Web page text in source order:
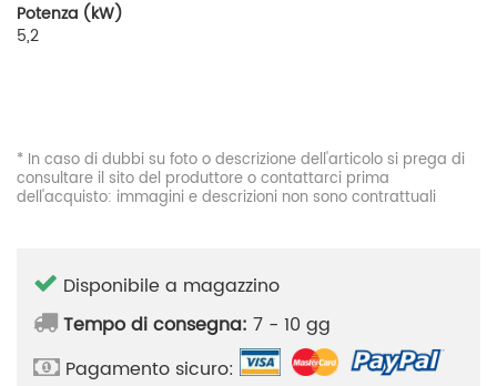
Potenza (kW)
5,2
* In caso di dubbi su foto o descrizione dell'articolo si prega di
consultare il sito del produttore o contattarci prima
dell'acquisto: immagini e descrizioni non sono contrattuali
Disponibile a magazzino
Tempo di consegna: 7 - 10 gg
Pagamento sicuro: